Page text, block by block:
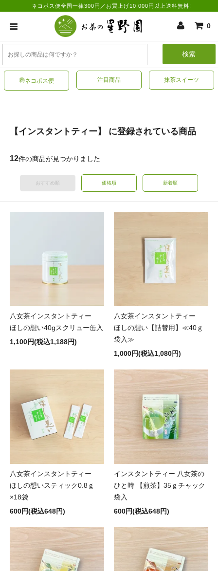
ネコポス便全国一律300円／お買上げ10,000円以上送料無料!
0
検索
🉐ネコポス便 注目商品 抹茶スイーツ
【インスタントティー】 に登録されている商品
12件の商品が見つかりました
おすすめ順 価格順 新着順
八女茶インスタントティー
ほしの想い40gスクリュー缶入
1,100円(税込1,188円)
八女茶インスタントティー
ほしの想い【詰替用】≪40ｇ
袋入≫
1,000円(税込1,080円)
八女茶インスタントティー
ほしの想いスティック0.8ｇ
×18袋
600円(税込648円)
インスタントティー 八女茶の
ひと時 【煎茶】35ｇチャック
袋入
600円(税込648円)